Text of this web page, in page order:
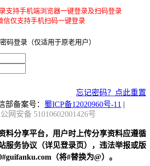
支持手机端浏览器一键登录及扫码登录
信仅支持手机扫码一键登录
码登录（仅适用于原老用户）
忘记密码？点此重置
部备案号： 蜀ICP备12020960号-11 |
网安备 51010602001426号
料分享平台，用户时上传分享资料应遵循
服务协议（详见登录页），违法举报或版
（将#替换为@）。